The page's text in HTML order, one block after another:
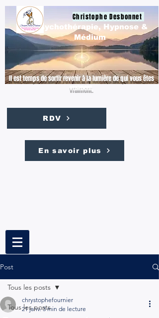
Christophe Desbonnet
Il est temps de sortir revenir à la lumière de qui vous êtes
vraiment.
Psychothérapie, Hypnose &
Médium
RDV
En savoir plus
Post
Tous les posts
Tous les posts
chrystophefournier
21 janv. 3 min de lecture